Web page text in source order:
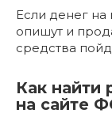
Если денег на
опишут и
средства
Как найти
на сайте